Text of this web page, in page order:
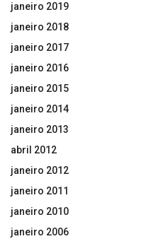
janeiro 2019
janeiro 2018
janeiro 2017
janeiro 2016
janeiro 2015
janeiro 2014
janeiro 2013
abril 2012
janeiro 2012
janeiro 2011
janeiro 2010
janeiro 2006